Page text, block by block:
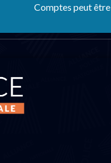
Comptes peut